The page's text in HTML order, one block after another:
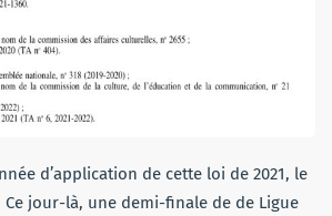
d’application de cette loi de 2021, le
jour-là, une demi-finale de de Ligue